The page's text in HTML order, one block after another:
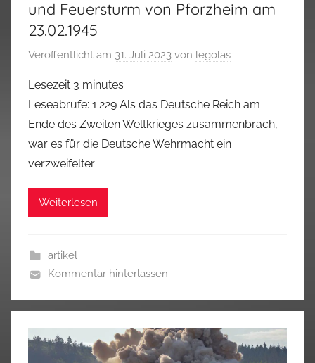
und Feuersturm von Pforzheim am
23.02.1945
Veröffentlicht am 31. Juli 2023 von legolas
Lesezeit 3 minutes
Leseabrufe: 1.229 Als das Deutsche Reich am
Ende des Zweiten Weltkrieges zusammenbrach,
war es für die Deutsche Wehrmacht ein
verzweifelter
Weiterlesen
artikel
Kommentar hinterlassen